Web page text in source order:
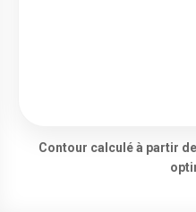
Contour calculé à partir